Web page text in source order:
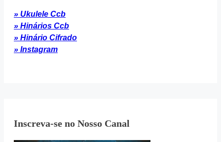
» Ukulele Ccb
» Hinários Ccb
» Hinário Cifrado
» Instagram
Inscreva-se no Nosso Canal